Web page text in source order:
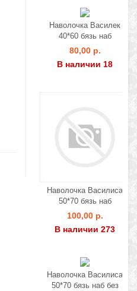
Наволочка Василек
40*60 бязь наб
80,00 р.
В наличии 18
Наволочка Василиса
50*70 бязь наб
100,00 р.
В наличии 273
Наволочка Василиса
50*70 бязь наб без